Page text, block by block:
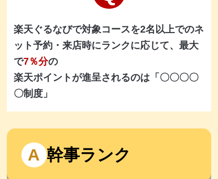
楽天ぐるなびで対象コースを2名以上でのネ
ット予約・来店時にランクに応じて、最大
で7％分の
楽天ポイントが進呈されるのは「〇〇〇〇
〇制度」
A 幹事ランク